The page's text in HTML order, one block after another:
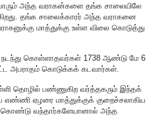
அந்த வராகன்களை தங்க சாலையிலே
தங்க சாலைக்காரர் அந்த வராகனை
மாத்துக்கு உள்ள விலை கொடுத்து
நடந்து கொள்ளாதவர்கள் 1738 ஆண்டு மே 6
அபராதம் கொடுக்கக் கடவார்கள்.
தொழில் பண்ணுகிற வர்த்தகரும் இந்தக்
ஏழரை மாத்துக்குக் குறைச்சலாகிய
கொண்டு வந்தார்களேயானால் அந்த